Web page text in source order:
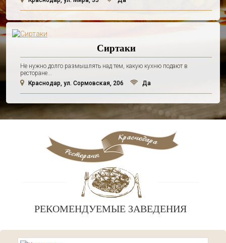
Сиртаки
Не нужно долго размышлять над тем, какую кухню подают в
ресторане...
Краснодар, ул. Сормовская, 206
Да
РЕКОМЕНДУЕМЫЕ ЗАВЕДЕНИЯ